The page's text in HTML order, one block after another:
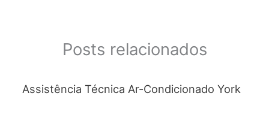
k
p
Posts relacionados
Assistência Técnica Ar-Condicionado York